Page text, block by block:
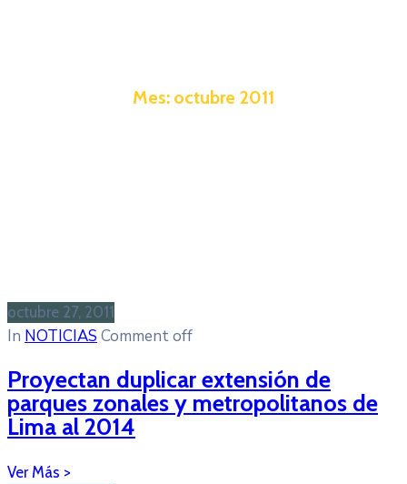
Mes: octubre 2011
octubre 27, 2011
In NOTICIAS Comment off
Proyectan duplicar extensión de
parques zonales y metropolitanos de
Lima al 2014